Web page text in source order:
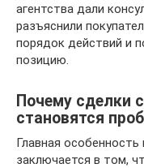
агентства дали
разъяснили
порядок действий и
позицию.
Почему сделки
становятся
Главная
заключается в том,